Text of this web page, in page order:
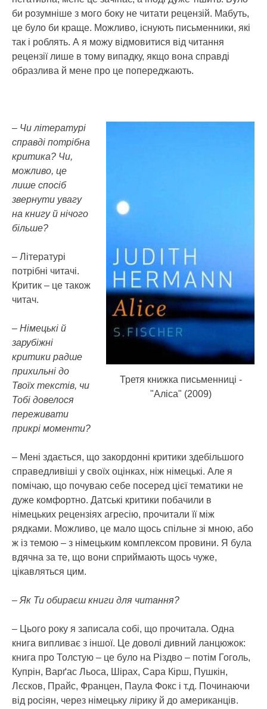
би розумніше з мого боку не читати рецензій. Мабуть,
це було би краще. Можливо, існують письменники, які
так і роблять. А я можу відмовитися від читання
рецензії лише в тому випадку, якщо вона справді
образлива й мене про це попереджають.
Третя книжка письменниці -
"Аліса" (2009)
– Чи літературі
справді потрібна
критика? Чи,
можливо, це
лише спосіб
звернути увагу
на книгу й нічого
більше?
– Літературі
потрібні читачі.
Критик – це також
читач.
– Німецькі й
зарубіжні
критики радше
прихильні до
Твоїх текстів, чи
Тобі довелося
переживати
прикрі моменти?
– Мені здається, що закордонні критики здебільшого
справедливіші у своїх оцінках, ніж німецькі. Але я
помічаю, що почуваю себе посеред цієї тематики не
дуже комфортно. Датські критики побачили в
німецьких рецензіях агресію, прочитали її між
рядками. Можливо, це мало щось спільне зі мною, або
ж із темою – з німецьким комплексом провини. Я була
вдячна за те, що вони сприймають щось чуже,
цікавляться цим.
– Як Ти обираєш книги для читання?
– Цього року я записала собі, що прочитала. Одна
книга випливає з іншої. Це доволі дивний ланцюжок:
книга про Толстую – це було на Різдво – потім Гоголь,
Купрін, Варґас Льоса, Шірах, Сара Кірш, Пушкін,
Лєсков, Прайс, Францен, Паула Фокс і т.д. Починаючи
від росіян, через німецьку лірику й до американців.